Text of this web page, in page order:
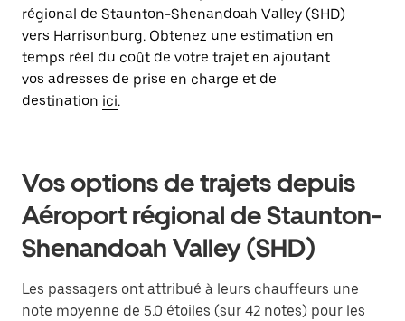
régional de Staunton-Shenandoah Valley (SHD)
vers Harrisonburg. Obtenez une estimation en
temps réel du coût de votre trajet en ajoutant
vos adresses de prise en charge et de
destination ici.
Vos options de trajets depuis
Aéroport régional de Staunton-
Shenandoah Valley (SHD)
Les passagers ont attribué à leurs chauffeurs une
note moyenne de 5.0 étoiles (sur 42 notes) pour les